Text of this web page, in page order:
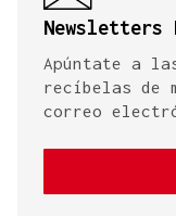
Newsletters
Apúntate a
recíbelas de
correo